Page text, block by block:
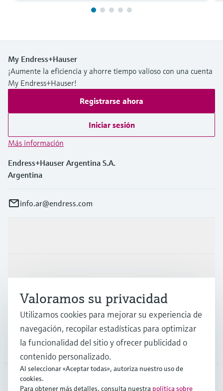
My Endress+Hauser
¡Aumente la eficiencia y ahorre tiempo valioso con una cuenta
My Endress+Hauser!
Registrarse ahora
Iniciar sesión
Más información
Endress+Hauser Argentina S.A.
Argentina
info.ar@endress.com
Soporte
Compañía
Valoramos su privacidad
Utilizamos cookies para mejorar su experiencia de
navegación, recopilar estadísticas para optimizar
la funcionalidad del sitio y ofrecer publicidad o
contenido personalizado.
Al seleccionar «Aceptar todas», autoriza nuestro uso de
cookies.
Para obtener más detalles, consulta nuestra política sobre